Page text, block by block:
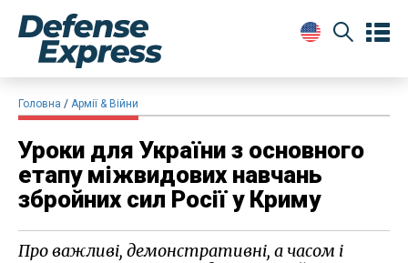
Головна Армії & Війни
Уроки для України з основного
етапу міжвидових навчань
збройних сил Росії у Криму
Про важливі, демонстративні, а часом і